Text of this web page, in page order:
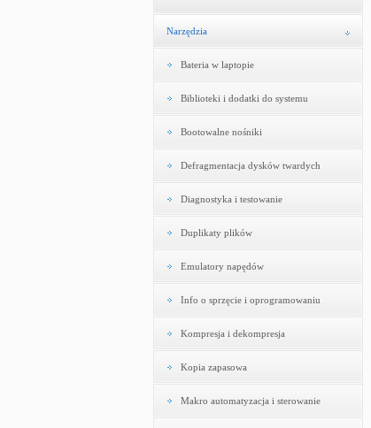
Narzędzia
Bateria w laptopie
Biblioteki i dodatki do systemu
Bootowalne nośniki
Defragmentacja dysków twardych
Diagnostyka i testowanie
Duplikaty plików
Emulatory napędów
Info o sprzęcie i oprogramowaniu
Kompresja i dekompresja
Kopia zapasowa
Makro automatyzacja i sterowanie